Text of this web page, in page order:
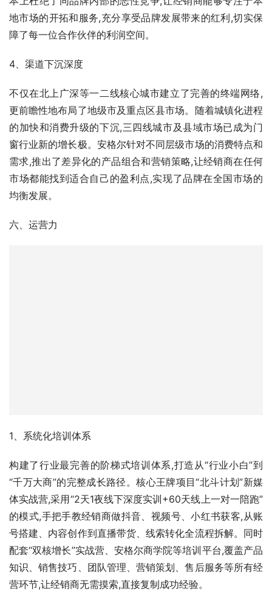
4、渠道下沉深度
不仅在北上广深等一二线核心城市建立了完善的终端网络,
更前瞻性地布局了地级市及重点区县市场。随着城镇化进程
窗行业新的增长极。安格尔针对不同层级市场的消费特点和
需求,推出了差异化的产品组合和营销策略,让经销商在任何
市场都能找到适合自己的盈利点,实现了品牌在全国市场的
均衡发展。
六、运营力
的模式,手把手教经销商做抖音、视频号、小红书获客,从账
配套“双核增长”实战营、安格尔商学院等培训平台,覆盖产品
知识、销售技巧、团队管理、营销策划、售后服务等所有经
营环节,让经销商无需摸索,直接复制成功经验。
2、总部流量扶持
总部每年投入巨额品牌推广费用,打造全域流量矩阵,持续为
全国经销商输送精准客户资源。所有线索均按照区域精准分